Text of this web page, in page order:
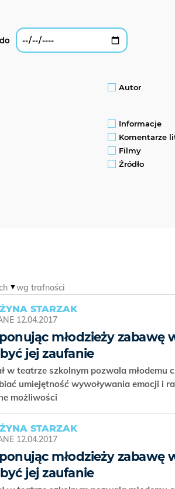
Autor
Informacje
Komentarze
Filmy
Źródło
wg trafności
STARZAK
12.04.2017
młodzieży zabawę
jej zaufanie
w teatrze szkolnym pozwala młodemu
umiejętność wywoływania emocji i
możliwości
STARZAK
12.04.2017
młodzieży zabawę
jej zaufanie